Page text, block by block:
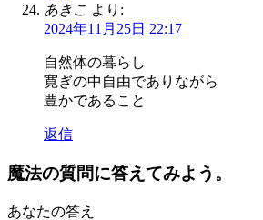
あきこ より:
2024年11月25日 22:17
自然体の暮らし
寛ぎの中自由でありながら
豊かであること
返信
魔法の質問に答えてみよう。
あなたの答え